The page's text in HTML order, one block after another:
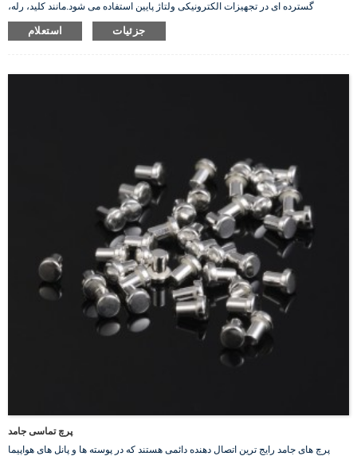
گسترده ای در تجهیزات الکترونیکی ولتاژ پایین استفاده می شود.مانند کلید، رله،
کنتاکتور، کنترلر و غیره.
استعلام جزئیات
پرچ تماسی جامد
پرچ های جامد رایج ترین اتصال دهنده دائمی هستند که در پوسته ها و پانل های هواپیما